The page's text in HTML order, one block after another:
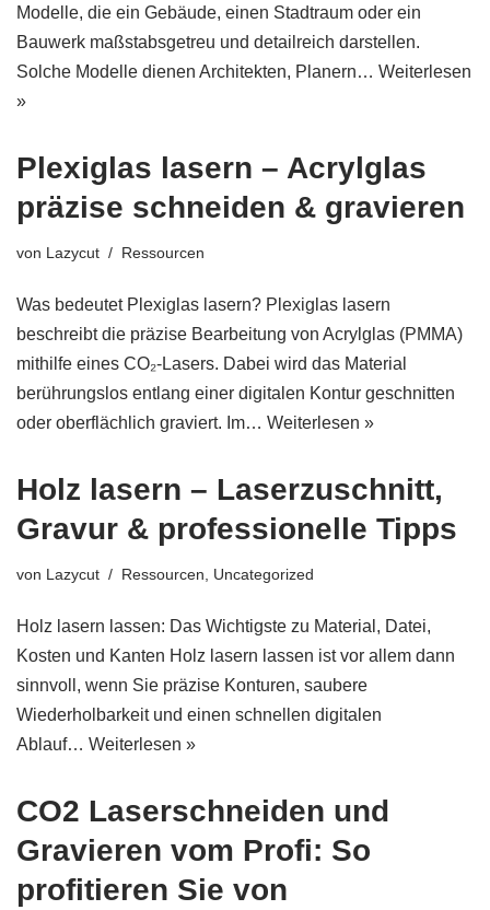
Modelle, die ein Gebäude, einen Stadtraum oder ein
Bauwerk maßstabsgetreu und detailreich darstellen.
Solche Modelle dienen Architekten, Planern… Weiterlesen
»
Plexiglas lasern – Acrylglas
präzise schneiden & gravieren
von Lazycut Ressourcen
Was bedeutet Plexiglas lasern? Plexiglas lasern
beschreibt die präzise Bearbeitung von Acrylglas (PMMA)
mithilfe eines CO₂-Lasers. Dabei wird das Material
berührungslos entlang einer digitalen Kontur geschnitten
oder oberflächlich graviert. Im… Weiterlesen »
Holz lasern – Laserzuschnitt,
Gravur & professionelle Tipps
von Lazycut Ressourcen Uncategorized
Holz lasern lassen: Das Wichtigste zu Material, Datei,
Kosten und Kanten Holz lasern lassen ist vor allem dann
sinnvoll, wenn Sie präzise Konturen, saubere
Wiederholbarkeit und einen schnellen digitalen
Ablauf… Weiterlesen »
CO2 Laserschneiden und
Gravieren vom Profi: So
profitieren Sie von